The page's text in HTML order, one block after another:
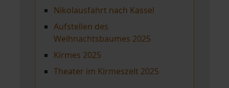
Nikolausfahrt nach Kassel
Aufstellen des
Weihnachtsbaumes 2025
Kirmes 2025
Theater im Kirmeszelt 2025